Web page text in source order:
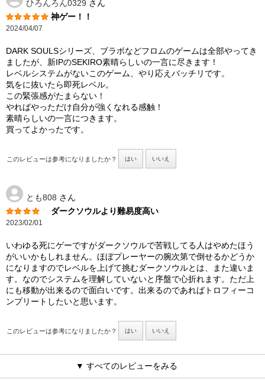
ひろんろん0329 さん
神ゲー！！
2024/04/07
DARK SOULSシリーズ、ブラボなどフロムのゲームは全部やってき
ましたが、新IPのSEKIRO素晴らしいの一言に尽きます！
レベルシステムがないこのゲーム、やり応えバッチリです。
気をに抜いたら即死レベル。
この緊張感がたまらない！
やればやっただけ自分が強くなれる感触！
素晴らしいの一言につきます。
買ってよかったです。
このレビューは参考になりましたか？ はい いいえ
とも808 さん
ダークソウルより難易度高い
2023/02/01
いわゆる死にゲーですがダークソウルで苦戦してる人はやめたほう
がいいかもしれません。ほぼプレーヤーの腕次第で倒せるかどうか
になりますのでレベルを上げて挑むダークソウルとは、また違いま
す。なのでシステムを理解していないと序盤で心折れます。ただ上
にも移動が出来るので面白いです。出来るのであればトロフィーコ
ンプリートしたいと思います。
このレビューは参考になりましたか？ はい いいえ
▼ すべてのレビューをみる